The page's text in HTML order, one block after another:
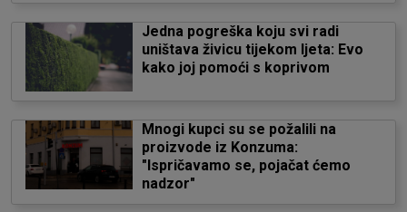
Jedna pogreška koju svi radi
uništava živicu tijekom ljeta: Evo
kako joj pomoći s koprivom
Mnogi kupci su se požalili na
proizvode iz Konzuma:
"Ispričavamo se, pojačat ćemo
nadzor"